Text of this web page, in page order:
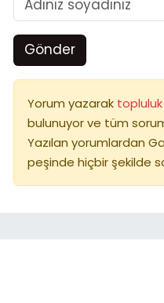
Gönder
Yorum yazarak topluluk
bulunuyor ve tüm
Yazılan yorumlardan
peşinde hiçbir şekilde